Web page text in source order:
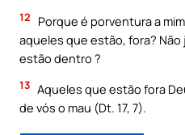
12
Porque é porventura a
aqueles que estão, fora?
estão dentro ?
13 Aqueles que estão fora
de vós o mau (Dt. 17, 7).